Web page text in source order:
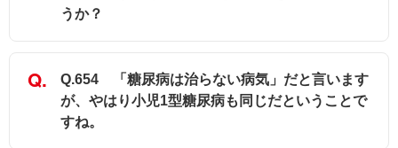
うか？
Q.654 「糖尿病は治らない病気」だと言います
が、やはり小児1型糖尿病も同じだということで
すね。